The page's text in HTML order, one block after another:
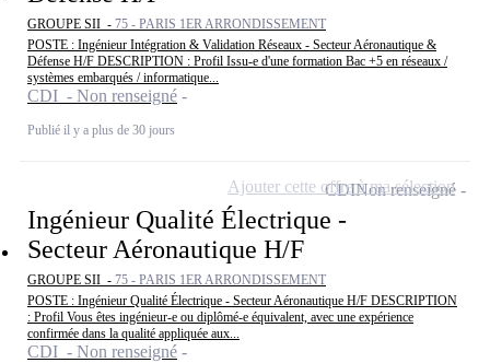
GROUPE SII - 75 - PARIS 1ER ARRONDISSEMENT
POSTE : Ingénieur Intégration & Validation Réseaux - Secteur Aéronautique &
Défense H/F DESCRIPTION : Profil Issu-e d'une formation Bac +5 en réseaux /
systèmes embarqués / informatique...
CDI - Non renseigné
Publié il y a plus de 30 jours
Ingénieur Qualité Électrique -
Secteur Aéronautique H/F
GROUPE SII - 75 - PARIS 1ER ARRONDISSEMENT
POSTE : Ingénieur Qualité Électrique - Secteur Aéronautique H/F DESCRIPTION
: Profil Vous êtes ingénieur-e ou diplômé-e équivalent, avec une expérience
confirmée dans la qualité appliquée aux...
CDI - Non renseigné
CDINon renseigné
Ajouter cette offre à ma sélection